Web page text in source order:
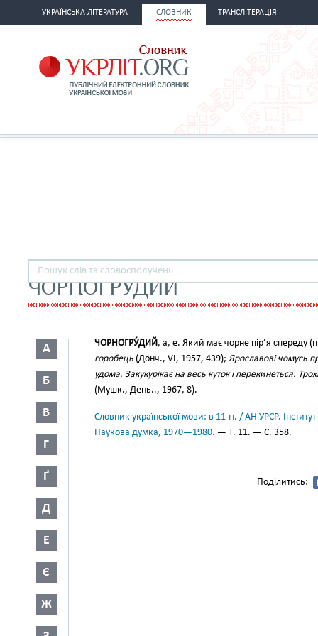
УКРАЇНСЬКА ЛІТЕРАТУРА СЛОВНИК ТРАНСЛІТЕРАЦІЯ
ЧОРНОГРУДИЙ
А
Б
В
Г
Ґ
Д
Е
Є
Ж
ЧОРНОГРУ́ДИЙ, а, е. Який має чорне пір’я спереду
горобець (Донч., VI, 1957, 439); Ярославові чомусь
удома. Закукурікає на весь куток і перекинеться.
(Мушк., День.., 1967, 8).
Словник української мови: в 11 тт. / АН УРСР.
Наукова думка, 1970—1980. — Т. 11. — С. 358.
Поділитись: